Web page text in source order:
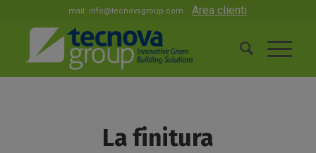
mail: info@tecnovagroup.com Area clienti
La finitura